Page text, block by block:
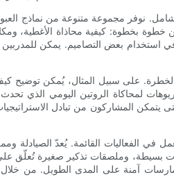
نوفر مجموعة متنوعة من نماذج
خطوة بخطوة: كيفية محاذاة الأغطية،
في استخدام بعض التصاميم. يمكن
على سبيل المثال، يُمكن
لمحاكاة الروتين اليومي الذي
المشاركون من تبادل
الفعاليات القائمة. يُعدّ الصيادلة
بسيطة، وملصقات تذكير صغيرة تُعلّق
آمنة على المدى الطويل. من خلال